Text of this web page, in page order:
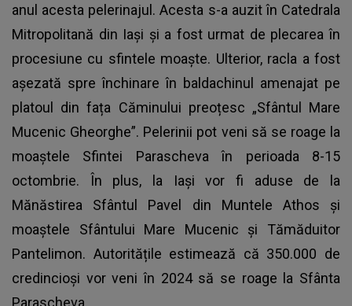
anul acesta pelerinajul. Acesta s-a auzit în Catedrala
Mitropolitană din Iași și a fost urmat de plecarea în
procesiune cu sfintele moaște. Ulterior, racla a fost
așezată spre închinare în baldachinul amenajat pe
platoul din fața Căminului preoțesc „Sfântul Mare
Mucenic Gheorghe”. Pelerinii pot veni să se roage la
moaștele Sfintei Parascheva în perioada 8-15
octombrie. În plus, la Iași vor fi aduse de la
Mănăstirea Sfântul Pavel din Muntele Athos și
moaștele Sfântului Mare Mucenic și Tămăduitor
Pantelimon. Autoritățile estimează că 350.000 de
credincioși vor veni în 2024 să se roage la Sfânta
Parascheva.